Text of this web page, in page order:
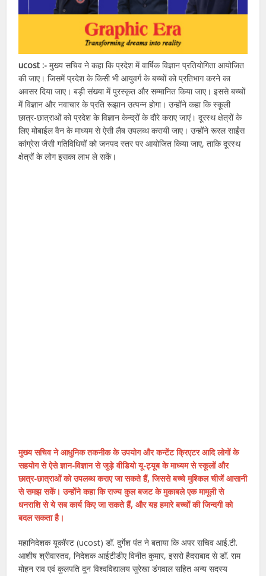
ucost :-मुख्य सचिव ने कहा कि प्रदेश में वार्षिक विज्ञान प्रतियोगिता आयोजित
की जाए। जिसमें प्रदेश के किसी भी आयुवर्ग के बच्चों को प्रतिभाग करने का
अवसर दिया जाए। बड़ी संख्या में पुरस्कृत और सम्मानित किया जाए। इससे बच्चों
में विज्ञान और नवाचार के प्रति रूझान उत्पन्न होगा। उन्होंने कहा कि स्कूली
छात्र-छात्राओं को प्रदेश के विज्ञान केन्द्रों के दौरे कराए जाएं। दूरस्थ क्षेत्रों के
लिए मोबाईल वैन के माध्यम से ऐसी लैब उपलब्ध करायी जाए। उन्होंने रूरल साईंस
कांग्रेस जैसी गतिविधियों को जनपद स्तर पर आयोजित किया जाए, ताकि दूरस्थ
क्षेत्रों के लोग इसका लाभ ले सकें।
मुख्य सचिव ने आधुनिक तकनीक के उपयोग और कन्टेंट क्रिएटर आदि लोगों के
सहयोग से ऐसे ज्ञान-विज्ञान से जुड़े वीडियो यू-ट्यूब के माध्यम से स्कूलों और
छात्र-छात्राओं को उपलब्ध कराए जा सकते हैं, जिससे बच्चे मुश्किल चीजें आसानी
से समझ सकें। उन्होंने कहा कि राज्य कुल बजट के मुकाबले एक मामूली से
धनराशि से ये सब कार्य किए जा सकते हैं, और यह हमारे बच्चों की जिन्दगी को
बदल सकता है।
महानिदेशक यूकॉस्ट (ucost) डॉ. दुर्गेश पंत ने बताया कि अपर सचिव आई.टी.
आशीष श्रीवास्तव, निदेशक आईटीडीए विनीत कुमार, इसरो हैदराबाद से डॉ. राम
मोहन राव एवं कुलपति दून विश्वविद्यालय सुरेखा डंगवाल सहित अन्य सदस्य